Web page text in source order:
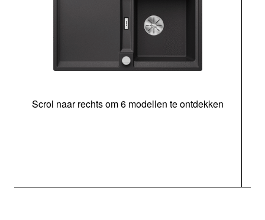
Scrol naar rechts om 6 modellen te ontdekken